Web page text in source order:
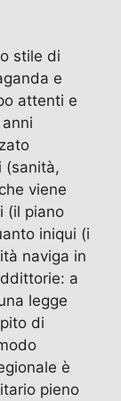
stile di
e
attenti e
(sanità,
viene
(il piano
iniqui (i
naviga in
a
legge
di
è
pieno